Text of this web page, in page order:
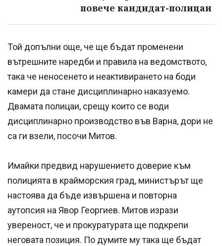
повече кандидат-полицаи
Той допълни още, че ще бъдат променени
вътрешните наредби и правила на ведомството,
така че неносенето и неактивирането на боди
камери да стане дисциплинарно наказуемо.
Двамата полицаи, срещу които се води
дисциплинарно производство във Варна, дори не
са ги взели, посочи Митов.
Имайки предвид нарушението доверие към
полицията в крайморския град, министърът ще
настоява да бъде извършена и повторна
аутопсия на Явор Георгиев. Митов изрази
увереност, че и прокуратурата ще подкрепи
неговата позиция. По думите му така ще бъдат